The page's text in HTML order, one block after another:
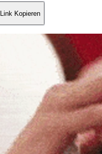
Link Kopieren